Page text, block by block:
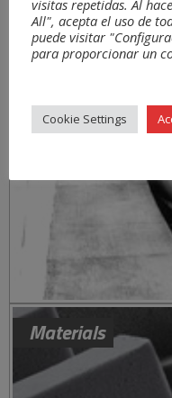
Materials
visitas repetidas. Al
All", acepta el uso de
puede visitar
para proporcionar un
Cookie Settings